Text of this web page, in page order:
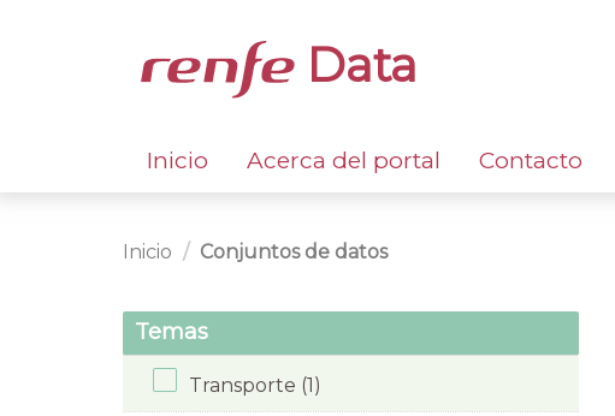
Data
Inicio Acerca del portal Contacto
Inicio Conjuntos de datos
Temas
Transporte (1)